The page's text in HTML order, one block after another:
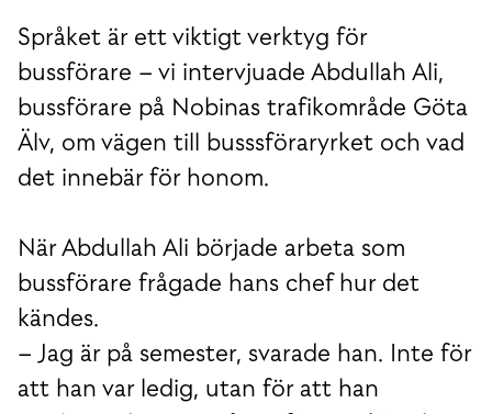
Språket är ett viktigt verktyg för
bussförare – vi intervjuade Abdullah Ali,
bussförare på Nobinas trafikområde Göta
Älv, om vägen till busssföraryrket och vad
det innebär för honom.
När Abdullah Ali började arbeta som
bussförare frågade hans chef hur det
kändes.
– Jag är på semester, svarade han. Inte för
att han var ledig, utan för att han